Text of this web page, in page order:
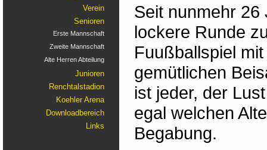
Verein
Senioren
Erste Mannschaft
Zweite Mannschaft
Alte Herren Abteilung
Junioren
Renchtalstadion
Koehler Arena
Downloadbereich
Links
Seit nunmehr 26
lockere Runde
Fuußballspiel
gemütlichen
ist jeder, der
egal welchen
Begabung.